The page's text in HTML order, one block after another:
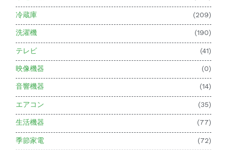
冷蔵庫 (209)
洗濯機 (190)
テレビ (41)
映像機器 (0)
音響機器 (14)
エアコン (35)
生活機器 (77)
季節家電 (72)